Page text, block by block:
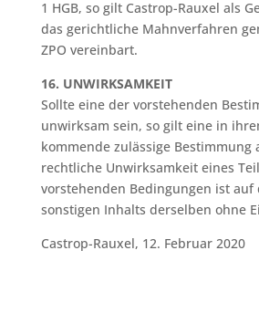
1 HGB, so gilt Castrop-Rauxel als
das gerichtliche Mahnverfahren
ZPO vereinbart.
16. UNWIRKSAMKEIT
Sollte eine der vorstehenden
unwirksam sein, so gilt eine in
kommende zulässige Bestimmung
rechtliche Unwirksamkeit eines
vorstehenden Bedingungen ist auf
sonstigen Inhalts derselben ohne
Castrop-Rauxel, 12. Februar 2020